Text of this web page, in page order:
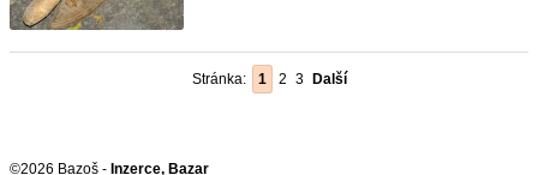
Stránka: 1 2 3 Další
©2026 Bazoš - Inzerce, Bazar